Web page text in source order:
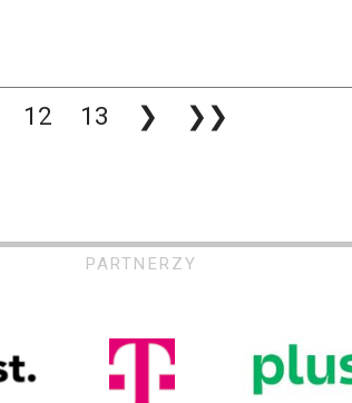
12 13 ❯ ❯❯
PARTNERZY